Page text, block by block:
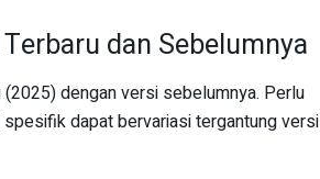
dan Sebelumnya
dengan versi sebelumnya. Perlu
dapat bervariasi tergantung versi